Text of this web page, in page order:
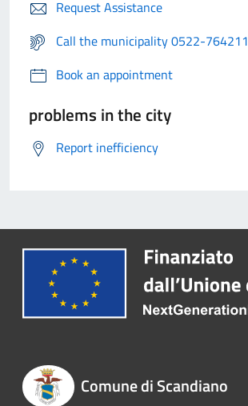
Request Assistance
Call the municipality 0522-764211
Book an appointment
problems in the city
Report inefficiency
Comune di Scandiano